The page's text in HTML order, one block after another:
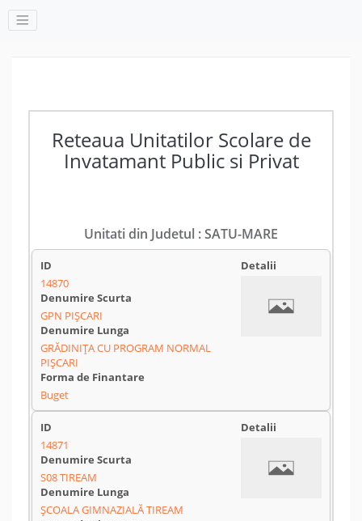
Reteaua Unitatilor Scolare de
Invatamant Public si Privat
Unitati din Judetul : SATU-MARE
14870
GPN PIȘCARI
GRĂDINIȚA CU PROGRAM NORMAL
PIȘCARI
Buget
14871
S08 TIREAM
ȘCOALA GIMNAZIALĂ TIREAM